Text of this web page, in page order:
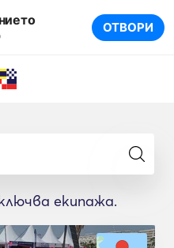
ОТВОРИ
екипажа.